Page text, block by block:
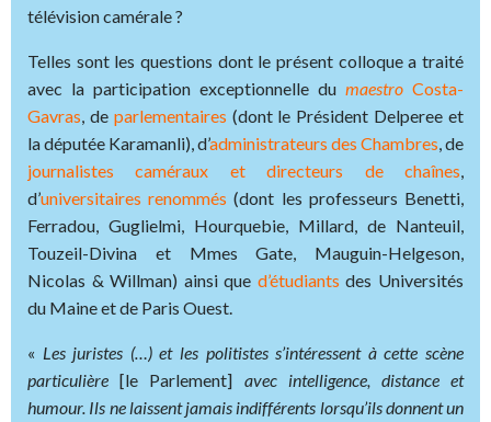
télévision camérale ?
Telles sont les questions dont le présent colloque a traité
avec la participation exceptionnelle du maestro Costa-
Gavras , de parlementaires (dont le Président Delperee et
la députée Karamanli), d’administrateurs des Chambres , de
journalistes caméraux et directeurs de chaînes
d’universitaires renommés (dont les professeurs Benetti,
Ferradou, Guglielmi, Hourquebie, Millard, de Nanteuil,
Touzeil-Divina et Mmes Gate, Mauguin-Helgeson,
Nicolas & Willman) ainsi que d’étudiants des Universités
du Maine et de Paris Ouest.
« Les juristes (…) et les politistes s’intéressent à cette scène
particulière [le Parlement] avec intelligence, distance et
humour. Ils ne laissent jamais indifférents lorsqu’ils donnent un